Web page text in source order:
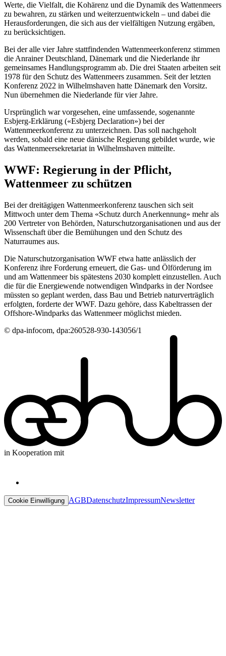
Werte, die Vielfalt, die Kohärenz und die Dynamik des Wattenmeers
zu bewahren, zu stärken und weiterzuentwickeln – und dabei die
Herausforderungen, die sich aus der vielfältigen Nutzung ergäben,
zu berücksichtigen.
Bei der alle vier Jahre stattfindenden Wattenmeerkonferenz stimmen
die Anrainer Deutschland, Dänemark und die Niederlande ihr
gemeinsames Handlungsprogramm ab. Die drei Staaten arbeiten seit
1978 für den Schutz des Wattenmeers zusammen. Seit der letzten
Konferenz 2022 in Wilhelmshaven hatte Dänemark den Vorsitz.
Nun übernehmen die Niederlande für vier Jahre.
Ursprünglich war vorgesehen, eine umfassende, sogenannte
Esbjerg-Erklärung («Esbjerg Declaration») bei der
Wattenmeerkonferenz zu unterzeichnen. Das soll nachgeholt
werden, sobald eine neue dänische Regierung gebildet wurde, wie
das Wattenmeersekretariat in Wilhelmshaven mitteilte.
WWF: Regierung in der Pflicht,
Wattenmeer zu schützen
Bei der dreitägigen Wattenmeerkonferenz tauschen sich seit
Mittwoch unter dem Thema «Schutz durch Anerkennung» mehr als
200 Vertreter von Behörden, Naturschutzorganisationen und aus der
Wissenschaft über die Bemühungen und den Schutz des
Naturraumes aus.
Die Naturschutzorganisation WWF etwa hatte anlässlich der
Konferenz ihre Forderung erneuert, die Gas- und Ölförderung im
und am Wattenmeer bis spätestens 2030 komplett einzustellen. Auch
die für die Energiewende notwendigen Windparks in der Nordsee
müssten so geplant werden, dass Bau und Betrieb naturverträglich
erfolgten, forderte der WWF. Dazu gehöre, dass Kabeltrassen der
Offshore-Windparks das Wattenmeer möglichst mieden.
© dpa-infocom, dpa:260528-930-143056/1
in Kooperation mit
Cookie Einwilligung AGBDatenschutzImpressumNewsletter